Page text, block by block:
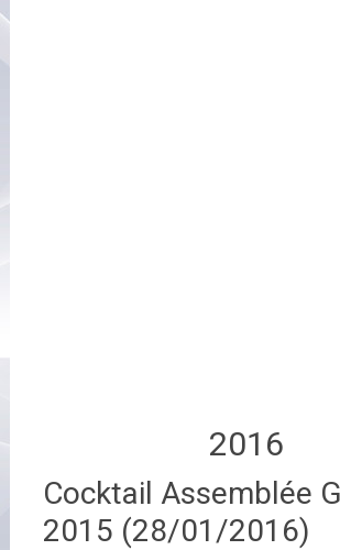
2016
Cocktail Assemblée
2015 (28/01/2016)